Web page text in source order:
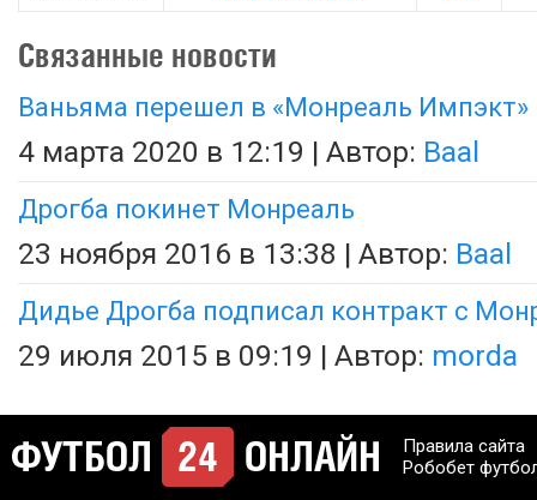
Связанные новости
Ваньяма перешел в «Монреаль Импэкт»
4 марта 2020 в 12:19 | Автор: Baal
Дрогба покинет Монреаль
23 ноября 2016 в 13:38 | Автор: Baal
Дидье Дрогба подписал контракт с
29 июля 2015 в 09:19 | Автор: morda
Правила сайта
Робобет